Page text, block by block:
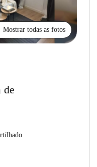
Mostrar todas as fotos
de